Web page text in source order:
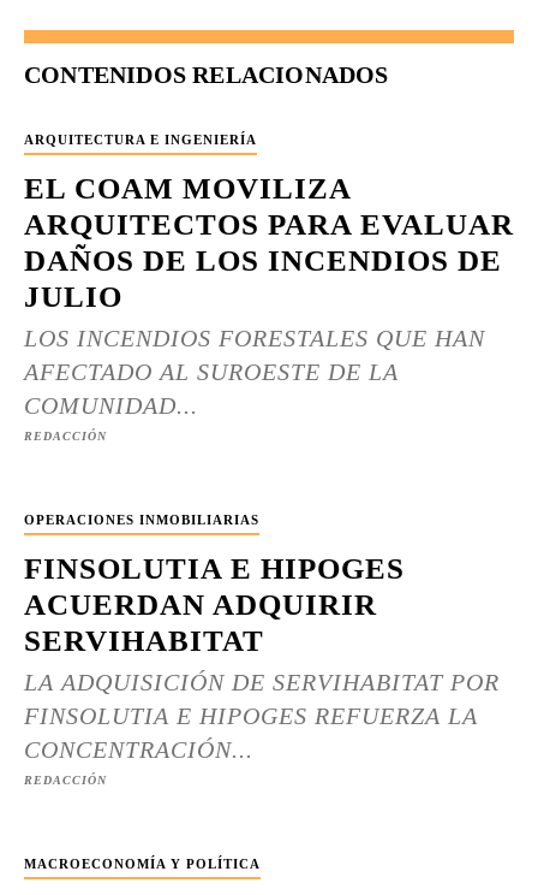
CONTENIDOS RELACIONADOS
ARQUITECTURA E INGENIERÍA
EL COAM MOVILIZA
ARQUITECTOS PARA EVALUAR
DAÑOS DE LOS INCENDIOS DE
JULIO
LOS INCENDIOS FORESTALES QUE HAN
AFECTADO AL SUROESTE DE LA
COMUNIDAD...
REDACCIÓN
OPERACIONES INMOBILIARIAS
FINSOLUTIA E HIPOGES
ACUERDAN ADQUIRIR
SERVIHABITAT
LA ADQUISICIÓN DE SERVIHABITAT POR
FINSOLUTIA E HIPOGES REFUERZA LA
CONCENTRACIÓN...
REDACCIÓN
MACROECONOMÍA Y POLÍTICA